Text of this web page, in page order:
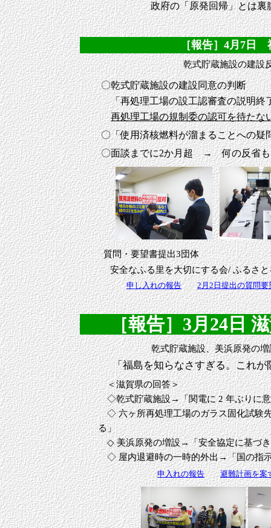
政府の「原発回帰」とは裏
［報告］4月7日
乾式貯蔵施設の建設
〇乾式貯蔵施設の建設同意の判断
「再処理工場の設工認審査の説明終
再処理工場の規制委の認可を待たな
〇「使用済核燃料が溜まることへの疑
〇面談までに2か月超 → 何の反省も
質問・要望書提出3団体
安全なふる里を大切にする会/ ふるさと
申し入れの報告 2月2日提出の質問要
［報告］3月24日
乾式貯蔵施設、美浜原発の
「福島を知らなさすぎる。これが
＜滋賀県の回答＞
◇乾式貯蔵施設→「関電に 2 年ぶりに意
◇ 六ヶ所再処理工場のガラス固化試験
る」
◇ 美浜原発の増設→「安全協定に基づき
◇ 屋内退避時の一時的外出→「国の指
申入れの報告 避難計画を案